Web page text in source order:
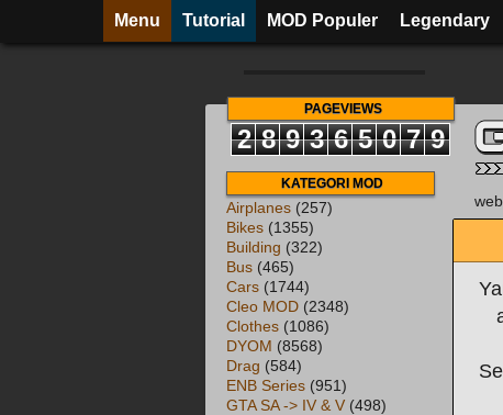
Menu Tutorial MOD Populer Legendary
PAGEVIEWS
2 8 9 3 6 5 0 7 9
KATEGORI MOD
Airplanes (257)
Bikes (1355)
Building (322)
Bus (465)
Cars (1744)
Cleo MOD (2348)
Clothes (1086)
DYOM (8568)
Drag (584)
ENB Series (951)
GTA SA -> IV & V (498)